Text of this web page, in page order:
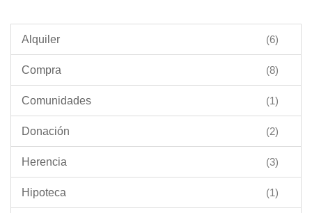
Alquiler (6)
Compra (8)
Comunidades (1)
Donación (2)
Herencia (3)
Hipoteca (1)